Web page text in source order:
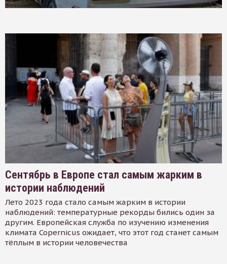
Сентябрь в Европе стал самым жарким в
истории наблюдений
Лето 2023 года стало самым жарким в истории
наблюдений: температурные рекорды бились один за
другим. Европейская служба по изучению изменения
климата Copernicus ожидает, что этот год станет самым
тёплым в истории человечества